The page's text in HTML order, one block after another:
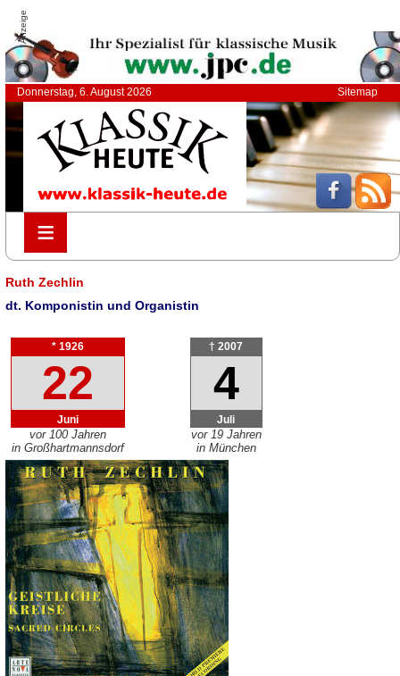
Anzeige
Donnerstag, 6. August 2026 Sitemap
≡
≡
Ruth Zechlin
dt. Komponistin und Organistin
* 1926
22
Juni
vor 100 Jahren
in Großhartmannsdorf
† 2007
4
Juli
vor 19 Jahren
in München